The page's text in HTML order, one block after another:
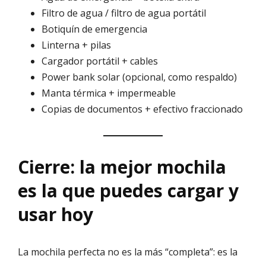
Filtro de agua / filtro de agua portátil
Botiquín de emergencia
Linterna + pilas
Cargador portátil + cables
Power bank solar (opcional, como respaldo)
Manta térmica + impermeable
Copias de documentos + efectivo fraccionado
Cierre: la mejor mochila
es la que puedes cargar y
usar hoy
La mochila perfecta no es la más “completa”: es la